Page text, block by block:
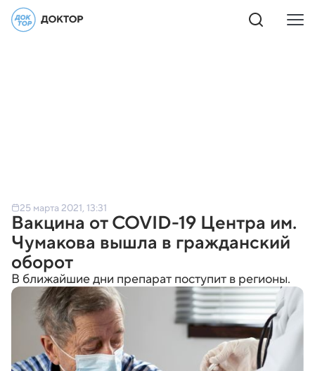
25 марта 2021, 13:31
Вакцина от COVID-19 Центра им.
Чумакова вышла в гражданский
оборот
В ближайшие дни препарат поступит в регионы.